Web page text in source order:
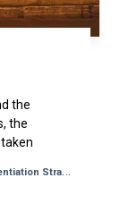
the
the
Strategy